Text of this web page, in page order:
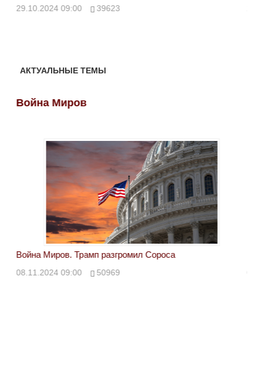
29.10.2024 09:00 39623
АКТУАЛЬНЫЕ ТЕМЫ
Война Миров
Война Миров. Трамп разгромил Сороса
08.11.2024 09:00 50969